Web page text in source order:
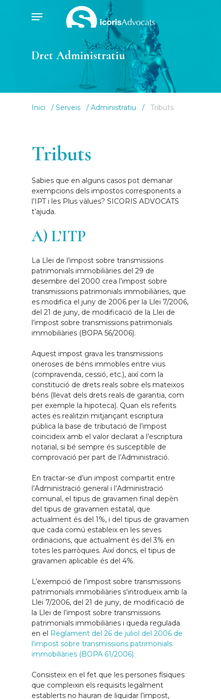
Menu
Dret Administratiu
Inici / Serveis / Administratiu / Tributs
Tributs
Sabies que en alguns casos pot demanar
exempcions dels impostos corresponents a
l’IPT i les Plus vàlues? SICORIS ADVOCATS
t’ajuda.
A) L’ITP
La Llei de l’impost sobre transmissions
patrimonials immobiliàries del 29 de
desembre del 2000 crea l’impost sobre
transmissions patrimonials immobiliàries, que
es modifica el juny de 2006 per la Llei 7/2006,
del 21 de juny, de modificació de la Llei de
l’impost sobre transmissions patrimonials
immobiliàries (BOPA 56/2006).
Aquest impost grava les transmissions
oneroses de béns immobles entre vius
(compravenda, cessió, etc.), així com la
constitució de drets reals sobre els mateixos
béns (llevat dels drets reals de garantia, com
per exemple la hipoteca). Quan els referits
actes es realitzin mitjançant escriptura
pública la base de tributació de l’impost
coincideix amb el valor declarat a l’escriptura
notarial, si bé sempre és susceptible de
comprovació per part de l’Administració.
En tractar-se d’un impost compartit entre
l’Administració general i l’Administració
comunal, el tipus de gravamen final depèn
del tipus de gravamen estatal, que
actualment és del 1%, i del tipus de gravamen
que cada comú estableix en les seves
ordinacions, que actualment és del 3% en
totes les parròquies. Així doncs, el tipus de
gravamen aplicable és del 4%.
L’exempció de l’impost sobre transmissions
patrimonials immobiliàries s’introdueix amb la
Llei 7/2006, del 21 de juny, de modificació de
la Llei de l’impost sobre transmissions
patrimonials immobiliàries i queda regulada
en el Reglament del 26 de juliol del 2006 de
l’impost sobre transmissions patrimonials
immobiliàries (BOPA 61/2006).
Consisteix en el fet que les persones físiques
que compleixin els requisits legalment
establerts no hauran de liquidar l’impost,